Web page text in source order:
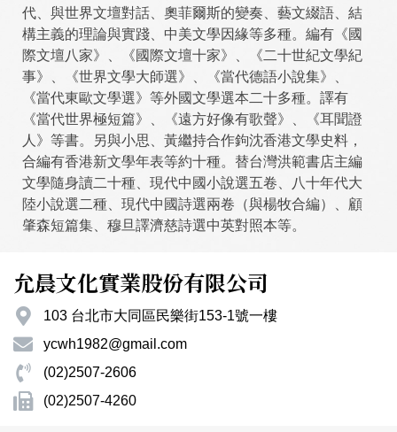
代、與世界文壇對話、奧菲爾斯的變奏、藝文綴語、結
構主義的理論與實踐、中美文學因緣等多種。編有《國
際文壇八家》、《國際文壇十家》、《二十世紀文學紀
事》、《世界文學大師選》、《當代德語小說集》、
《當代東歐文學選》等外國文學選本二十多種。譯有
《當代世界極短篇》、《遠方好像有歌聲》、《耳聞證
人》等書。另與小思、黃繼持合作鉤沈香港文學史料，
合編有香港新文學年表等約十種。替台灣洪範書店主編
文學隨身讀二十種、現代中國小說選五卷、八十年代大
陸小說選二種、現代中國詩選兩卷（與楊牧合編）、顧
肇森短篇集、穆旦譯濟慈詩選中英對照本等。
允晨文化實業股份有限公司
103 台北市大同區民樂街153-1號一樓
ycwh1982@gmail.com
(02)2507-2606
(02)2507-4260